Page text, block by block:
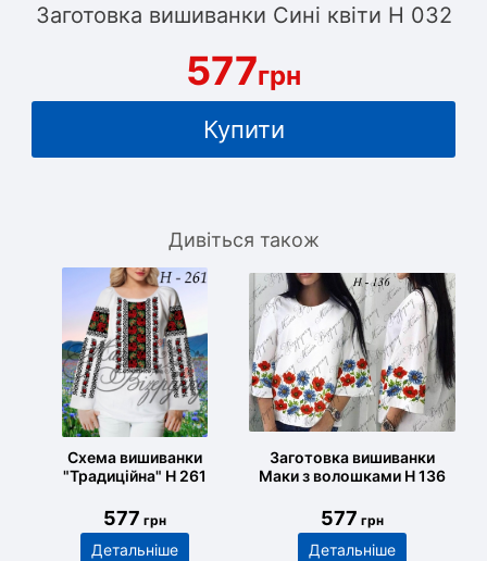
Заготовка вишиванки Сині квіти Н 032
577грн
Купити
Дивіться також
Схема вишиванки
"Традиційна" Н 261
577 грн
Детальніше
Заготовка вишиванки
Маки з волошками Н 136
577 грн
Детальніше